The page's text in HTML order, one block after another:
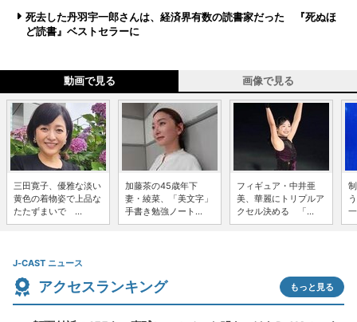
死去した丹羽宇一郎さんは、経済界有数の読書家だった 『死ぬほ
ど読書』ベストセラーに
動画で見る 画像で見る
三田寛子、優雅な淡い
黄色の着物姿で上品な
たたずまいで ...
加藤茶の45歳年下
妻・綾菜、「美文字」
手書き勉強ノート...
フィギュア・中井亜
美、華麗にトリプルア
クセル決める 「...
J-CAST ニュース
アクセスランキング もっと見る